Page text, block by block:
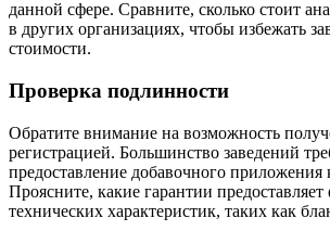
данной сфере. Сравните, сколько стоит
в других организациях, чтобы избежать
стоимости.
Проверка подлинности
Обратите внимание на возможность
регистрацией. Большинство заведений
предоставление добавочного приложения
Проясните, какие гарантии
технических характеристик, таких как